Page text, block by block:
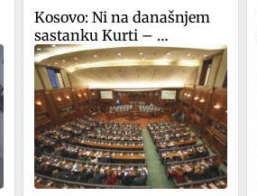
Kosovo: Ni na današnjem
sastanku Kurti –
Abdidžiku nema dogovora